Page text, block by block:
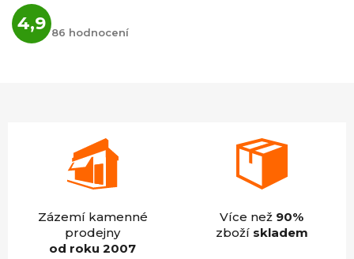
4,9 hodnocení
obchodu
86 hodnocení
Zázemí kamenné
prodejny
od roku 2007
Více než 90%
zboží skladem